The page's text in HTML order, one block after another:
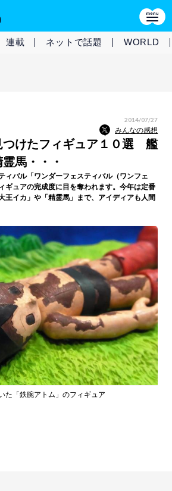
連載 ネットで話題 WORLD
2014/07/27
みんなの感想
つけたフィギュア１０選 艦
馬・・・
ィバル「ワンダーフェスティバル（ワンフェ
ギュアの完成度に目を奪われます。今年は定番
王イカ」や「精霊馬」まで、アイディアも人間
た「鉄腕アトム」のフィギュア